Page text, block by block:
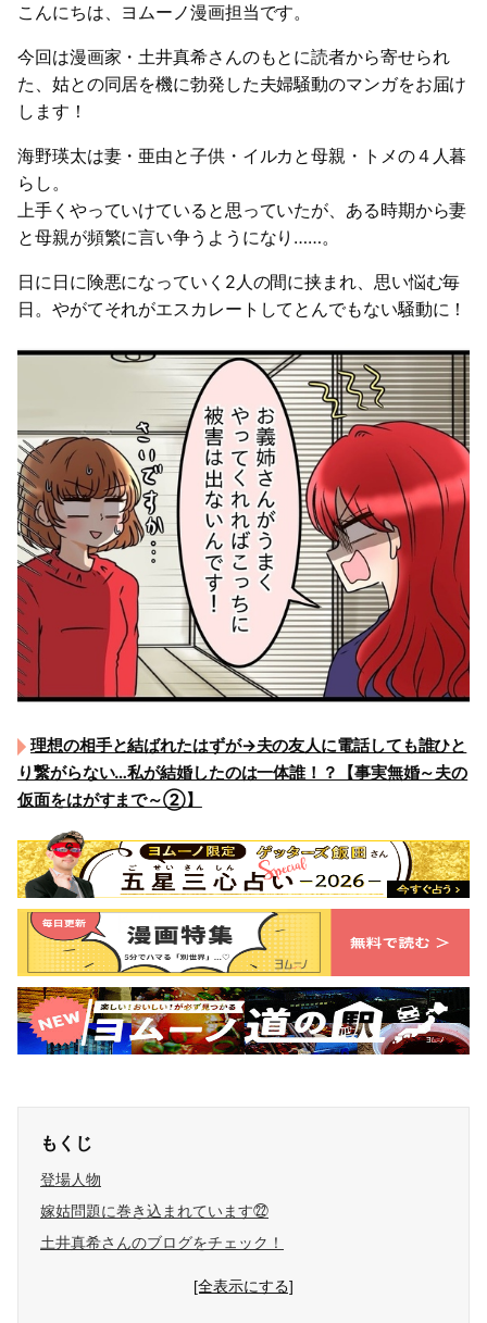
こんにちは、ヨムーノ漫画担当です。
今回は漫画家・土井真希さんのもとに読者から寄せられ
た、姑との同居を機に勃発した夫婦騒動のマンガをお届け
します！
海野瑛太は妻・亜由と子供・イルカと母親・トメの４人暮
らし。
上手くやっていけていると思っていたが、ある時期から妻
と母親が頻繁に言い争うようになり……。
日に日に険悪になっていく2人の間に挟まれ、思い悩む毎
日。やがてそれがエスカレートしてとんでもない騒動に！
理想の相手と結ばれたはずが→夫の友人に電話しても誰ひと
り繋がらない…私が結婚したのは一体誰！？【事実無婚～夫の
仮面をはがすまで～②】
もくじ
登場人物
嫁姑問題に巻き込まれています㉒
土井真希さんのブログをチェック！
[全表示にする]